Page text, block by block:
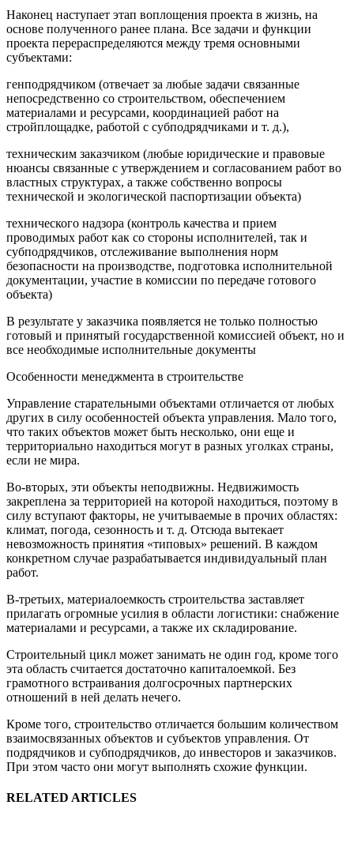
Наконец наступает этап воплощения проекта в жизнь, на
основе полученного ранее плана. Все задачи и функции
проекта перераспределяются между тремя основными
субъектами:
генподрядчиком (отвечает за любые задачи связанные
непосредственно со строительством, обеспечением
материалами и ресурсами, координацией работ на
стройплощадке, работой с субподрядчиками и т. д.),
техническим заказчиком (любые юридические и правовые
нюансы связанные с утверждением и согласованием работ во
властных структурах, а также собственно вопросы
технической и экологической паспортизации объекта)
технического надзора (контроль качества и прием
проводимых работ как со стороны исполнителей, так и
субподрядчиков, отслеживание выполнения норм
безопасности на производстве, подготовка исполнительной
документации, участие в комиссии по передаче готового
объекта)
В результате у заказчика появляется не только полностью
готовый и принятый государственной комиссией объект, но и
все необходимые исполнительные документы
Особенности менеджмента в строительстве
Управление старательными объектами отличается от любых
других в силу особенностей объекта управления. Мало того,
что таких объектов может быть несколько, они еще и
территориально находиться могут в разных уголках страны,
если не мира.
Во-вторых, эти объекты неподвижны. Недвижимость
закреплена за территорией на которой находиться, поэтому в
силу вступают факторы, не учитываемые в прочих областях:
климат, погода, сезонность и т. д. Отсюда вытекает
невозможность принятия «типовых» решений. В каждом
конкретном случае разрабатывается индивидуальный план
работ.
В-третьих, материалоемкость строительства заставляет
прилагать огромные усилия в области логистики: снабжение
материалами и ресурсами, а также их складирование.
Строительный цикл может занимать не один год, кроме того
эта область считается достаточно капиталоемкой. Без
грамотного встраивания долгосрочных партнерских
отношений в ней делать нечего.
Кроме того, строительство отличается большим количеством
взаимосвязанных объектов и субъектов управления. От
подрядчиков и субподрядчиков, до инвесторов и заказчиков.
При этом часто они могут выполнять схожие функции.
RELATED ARTICLES